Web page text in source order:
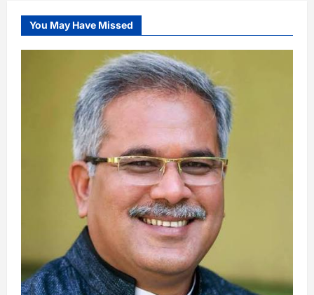
You May Have Missed